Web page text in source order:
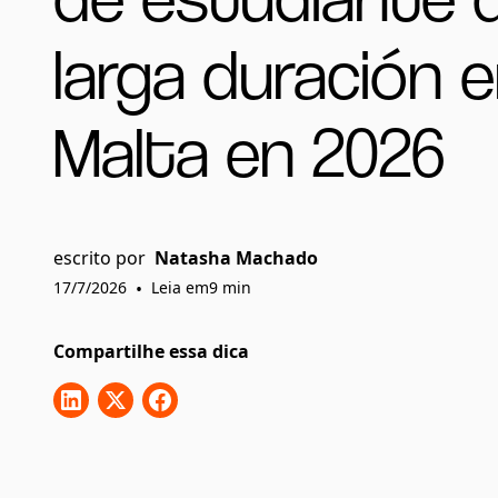
larga duración
Malta en 2026
escrito por Natasha Machado
17/7/2026 • Leia em9 min
Compartilhe essa dica